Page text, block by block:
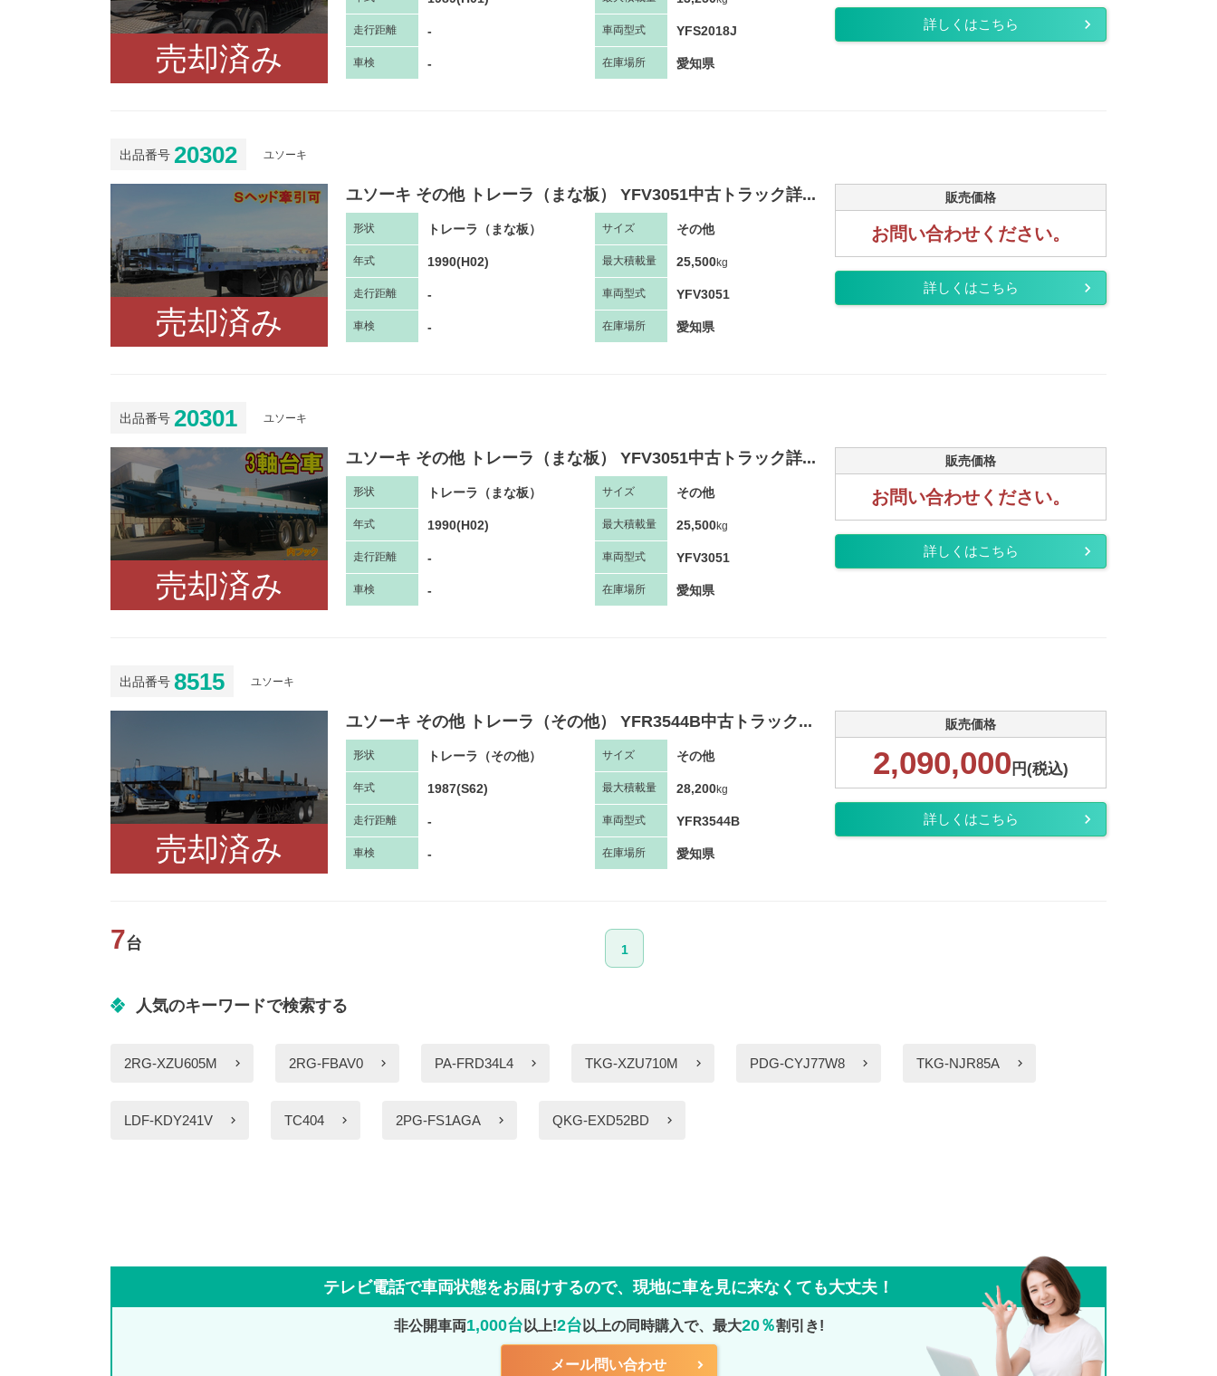
売却済み
走行距離 - 車両型式 YFS2018J
車検 - 在庫場所 愛知県
詳しくはこちら
出品番号 20302 ユソーキ
売却済み
ユソーキ その他 トレーラ（まな板） YFV3051中古トラック詳...
形状 トレーラ（まな板） サイズ その他
年式 1990(H02) 最大積載量 25,500kg
走行距離 - 車両型式 YFV3051
車検 - 在庫場所 愛知県
販売価格
お問い合わせください。
詳しくはこちら
出品番号 20301 ユソーキ
売却済み
ユソーキ その他 トレーラ（まな板） YFV3051中古トラック詳...
形状 トレーラ（まな板） サイズ その他
年式 1990(H02) 最大積載量 25,500kg
走行距離 - 車両型式 YFV3051
車検 - 在庫場所 愛知県
販売価格
お問い合わせください。
詳しくはこちら
出品番号 8515 ユソーキ
売却済み
ユソーキ その他 トレーラ（その他） YFR3544B中古トラック...
形状 トレーラ（その他） サイズ その他
年式 1987(S62) 最大積載量 28,200kg
走行距離 - 車両型式 YFR3544B
車検 - 在庫場所 愛知県
販売価格
2,090,000 円(税込)
詳しくはこちら
7台 1
人気のキーワードで検索する
2RG-XZU605M 2RG-FBAV0 PA-FRD34L4 TKG-XZU710M PDG-CYJ77W8 TKG-NJR85A
LDF-KDY241V TC404 2PG-FS1AGA QKG-EXD52BD
テレビ電話で車両状態をお届けするので、 現地に車を見に来なくても大丈夫！
非公開車両1,000台 以上!2台 以上の同時購入で、最大20％割引き!
メール問い合わせ